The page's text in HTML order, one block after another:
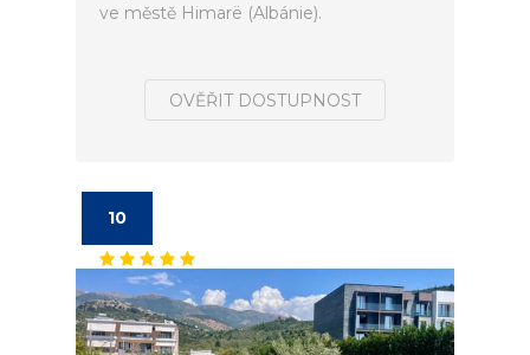
ve městě Himarë (Albánie).
OVĚŘIT DOSTUPNOST
10